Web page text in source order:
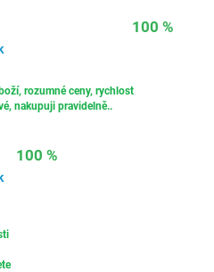
100 %
rozumné ceny, rychlost
nakupuji pravidelně..
100 %